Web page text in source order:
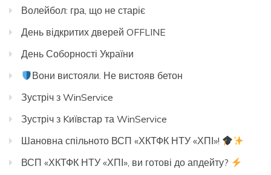
Волейбол: гра, що не старіє
День відкритих дверей OFFLINE
День Соборності України
Вони вистояли. Не вистояв бетон
Зустріч з WinService
Зустріч з Kиївстар та WinService
Шановна спільното ВСП «ХКТФК НТУ «ХПІ»!
ВСП «ХКТФК НТУ «ХПІ», ви готові до апдейту?